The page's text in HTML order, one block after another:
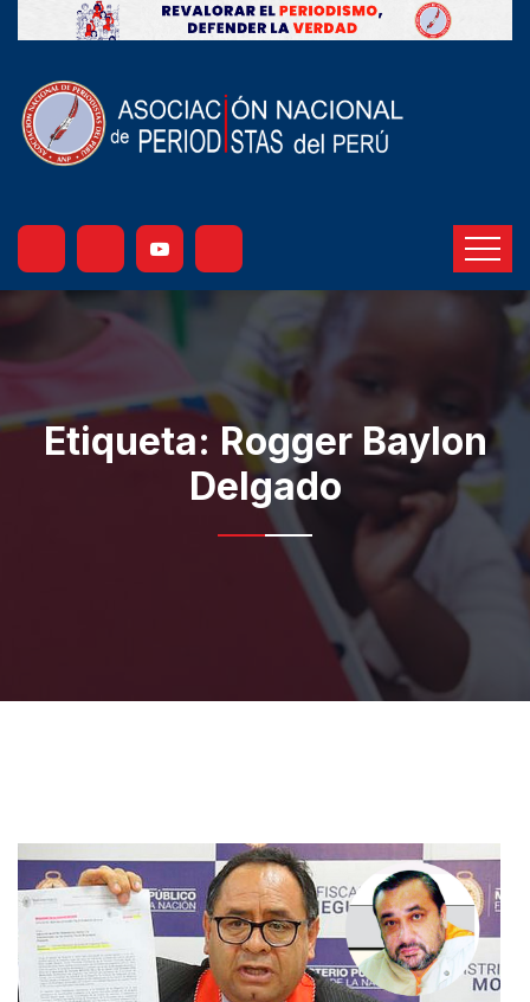
Etiqueta: Rogger Baylon
Delgado